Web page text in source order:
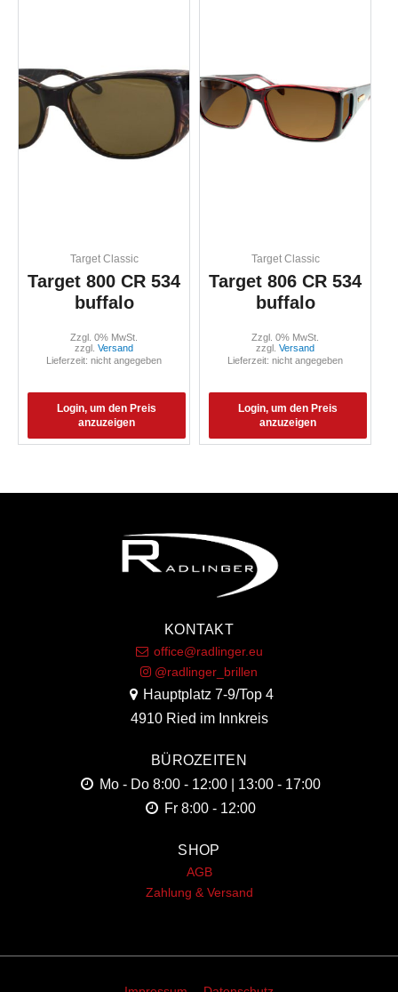
Target Classic
Target 800 CR 534
buffalo
Login, um den Preis
anzuzeigen
Zzgl. 0% MwSt.
zzgl. Versand
Lieferzeit: nicht angegeben
Target Classic
Target 806 CR 534
buffalo
Login, um den Preis
anzuzeigen
Zzgl. 0% MwSt.
zzgl. Versand
Lieferzeit: nicht angegeben
KONTAKT
office@radlinger.eu
@radlinger_brillen
Hauptplatz 7-9/Top 4
4910 Ried im Innkreis
BÜROZEITEN
Mo - Do 8:00 - 12:00 | 13:00 - 17:00
Fr 8:00 - 12:00
SHOP
AGB
Zahlung & Versand